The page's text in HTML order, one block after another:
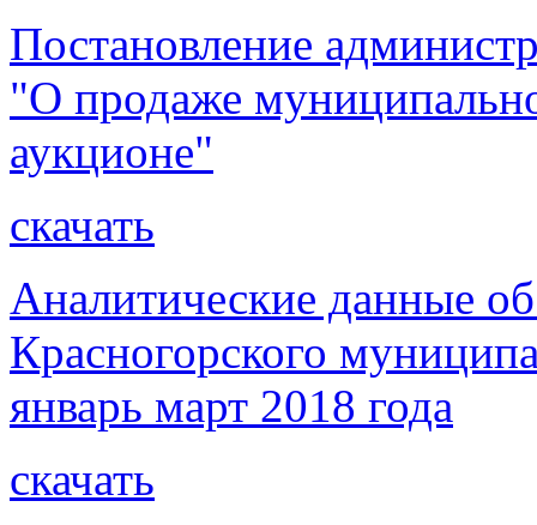
Постановление
"О продаже
аукционе"
скачать
Аналитические данные
Красногорского
январь март 2018 года
скачать